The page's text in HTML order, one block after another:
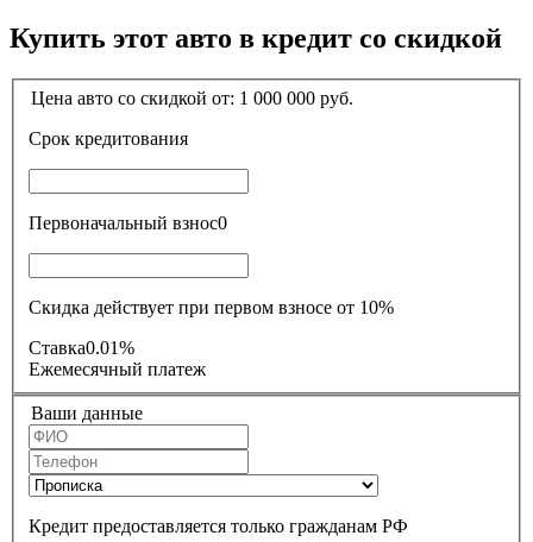
Купить этот авто в кредит со скидкой
Цена авто со скидкой от: 1 000 000 руб.
Срок кредитования
Первоначальный взнос0
Скидка действует при первом взносе от 10%
Ставка0.01%
Ежемесячный платеж
Ваши данные
Кредит предоставляется только гражданам РФ